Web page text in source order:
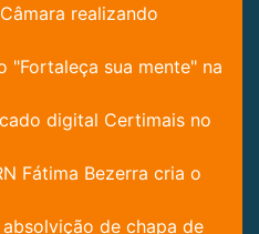
realizando
"Fortaleça sua mente" na
digital Certimais no
Fátima Bezerra cria o
de chapa de